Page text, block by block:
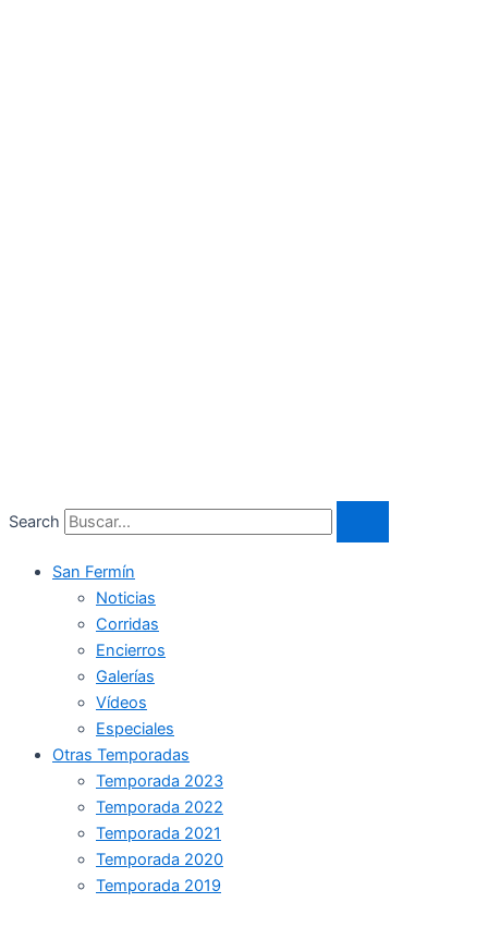
Search
San Fermín
Noticias
Corridas
Encierros
Galerías
Vídeos
Especiales
Otras Temporadas
Temporada 2023
Temporada 2022
Temporada 2021
Temporada 2020
Temporada 2019